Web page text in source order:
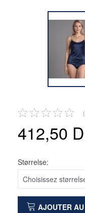
412,50
Størrelse:
AJOUTER